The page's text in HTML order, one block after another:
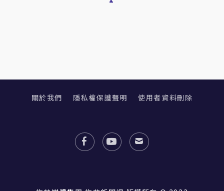
關於我們 隱私權保護聲明 使用者資料刪除